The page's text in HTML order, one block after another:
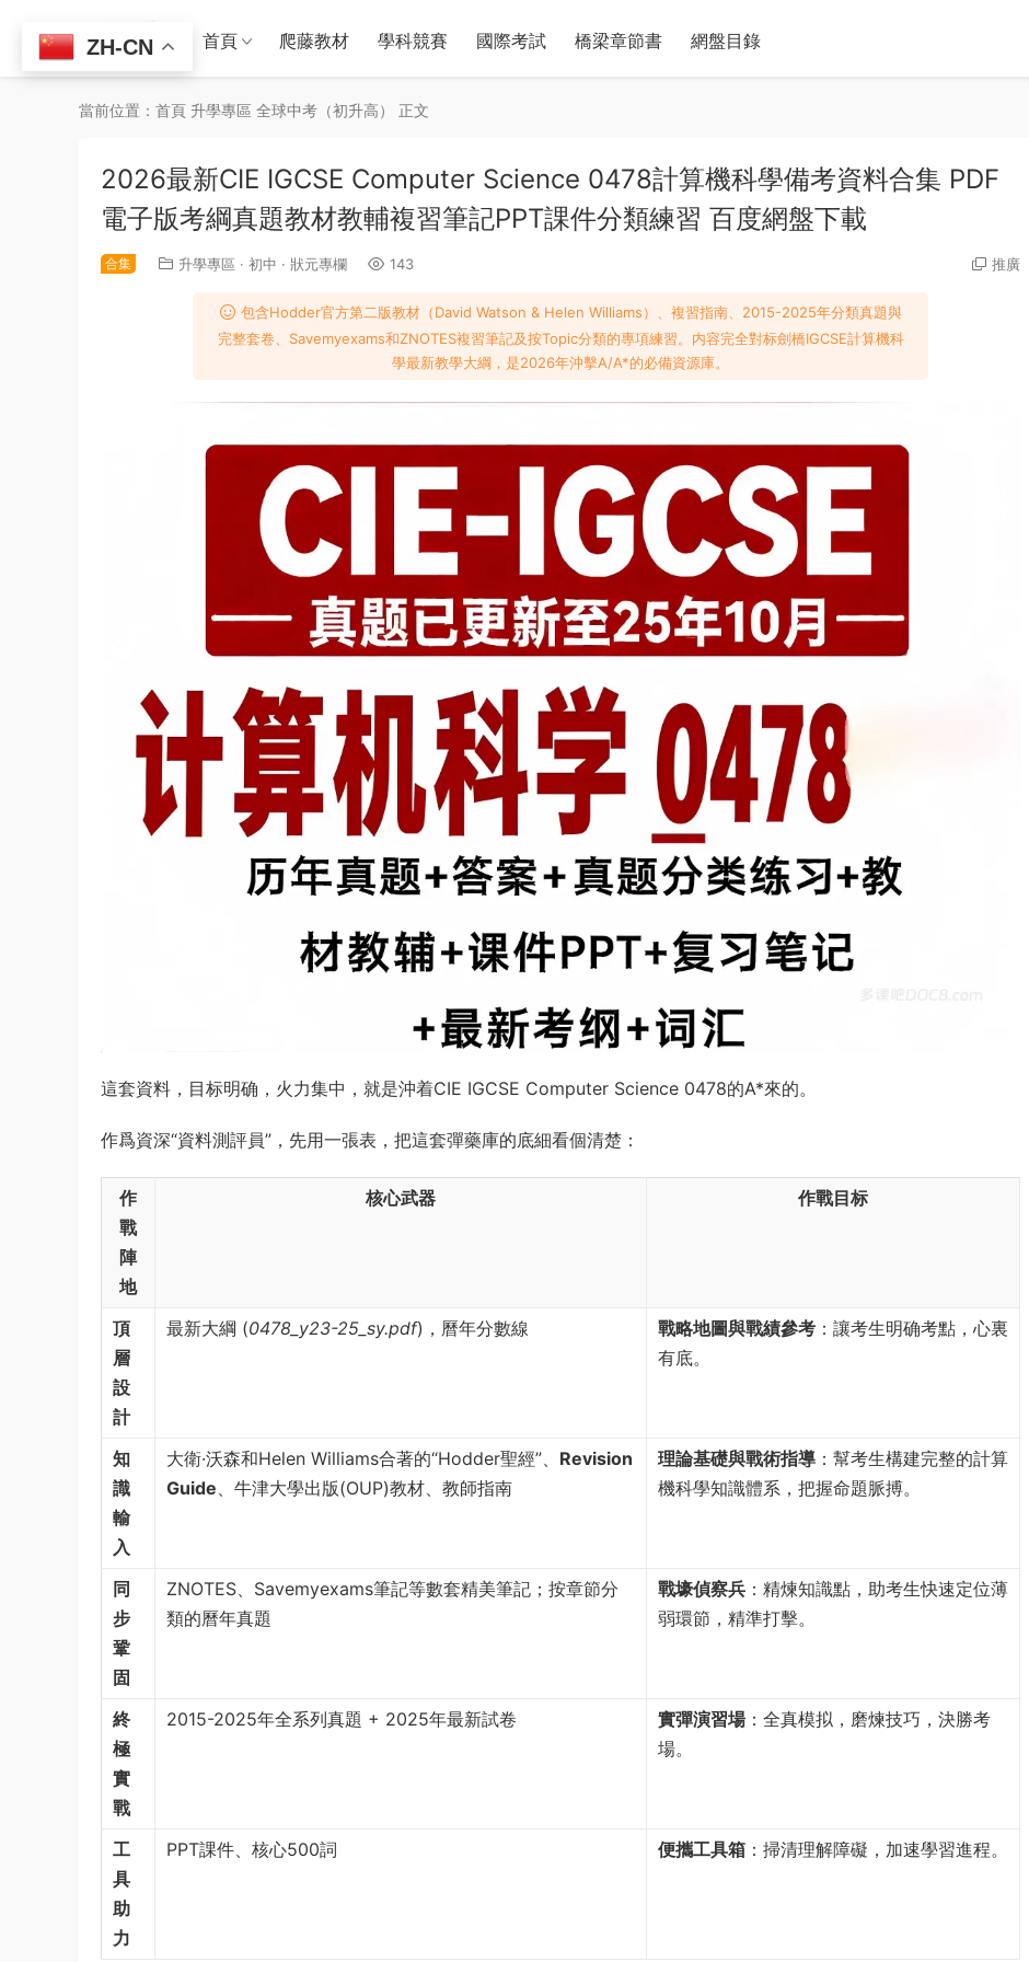
首頁 爬藤教材 學科競賽 國際考試 橋梁章節書 網盤目錄
當前位置： 首頁 升學專區 全球中考（初升高） 正文
2026最新CIE IGCSE Computer Science 0478計算機科學備考資料合集 PDF
電子版考綱真題教材教輔複習筆記PPT課件分類練習 百度網盤下載
合集 升學專區 · 初中 · 狀元專欄 143 推廣
包含Hodder官方第二版教材（David Watson & Helen Williams）、複習指南、2015-2025年分類真題與
完整套卷、Savemyexams和ZNOTES複習筆記及按Topic分類的專項練習。内容完全對标劍橋IGCSE計算機科
學最新教學大綱，是2026年沖擊A/A*的必備資源庫。
這套資料，目标明确，火力集中，就是沖着CIE IGCSE Computer Science 0478的A*來的。
作爲資深“資料測評員”，先用一張表，把這套彈藥庫的底細看個清楚：
作
戰
陣
地
核心武器 作戰目标
頂
層
設
計
最新大綱 (0478_y23-25_sy.pdf)，曆年分數線 戰略地圖與戰績參考 ：讓考生明确考點，心裏
有底。
知
識
輸
入
大衛·沃森和Helen Williams合著的“Hodder聖經”、 Revision
Guide 、牛津大學出版(OUP)教材、教師指南
理論基礎與戰術指導 ：幫考生構建完整的計算
機科學知識體系，把握命題脈搏。
同
步
鞏
固
ZNOTES、Savemyexams筆記等數套精美筆記；按章節分
類的曆年真題
戰壕偵察兵 ：精煉知識點，助考生快速定位薄
弱環節，精準打擊。
終
極
實
戰
2015-2025年全系列真題 + 2025年最新試卷 實彈演習場：全真模拟，磨煉技巧，決勝考
場。
工
具
助
力
PPT課件、核心500詞 便攜工具箱 ：掃清理解障礙，加速學習進程。
ZH-CN